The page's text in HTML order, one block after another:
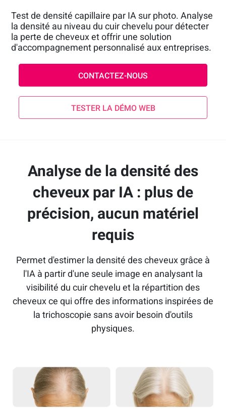
Test de densité capillaire par IA sur photo. Analyse
la densité au niveau du cuir chevelu pour détecter
la perte de cheveux et offrir une solution
d'accompagnement personnalisé aux entreprises.
CONTACTEZ-NOUS
TESTER LA DÉMO WEB
Analyse de la densité des
cheveux par IA : plus de
précision, aucun matériel
requis
Permet d'estimer la densité des cheveux grâce à
l'IA à partir d'une seule image en analysant la
visibilité du cuir chevelu et la répartition des
cheveux ce qui offre des informations inspirées de
la trichoscopie sans avoir besoin d'outils
physiques.